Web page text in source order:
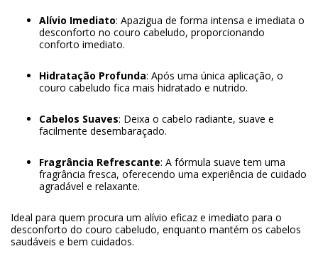
Alívio Imediato: Apazigua de forma intensa e imediata o
desconforto no couro cabeludo, proporcionando
conforto imediato.
Hidratação Profunda: Após uma única aplicação, o
couro cabeludo fica mais hidratado e nutrido.
Cabelos Suaves: Deixa o cabelo radiante, suave e
facilmente desembaraçado.
Fragrância Refrescante: A fórmula suave tem uma
fragrância fresca, oferecendo uma experiência de cuidado
agradável e relaxante.
Ideal para quem procura um alívio eficaz e imediato para o
desconforto do couro cabeludo, enquanto mantém os cabelos
saudáveis e bem cuidados.